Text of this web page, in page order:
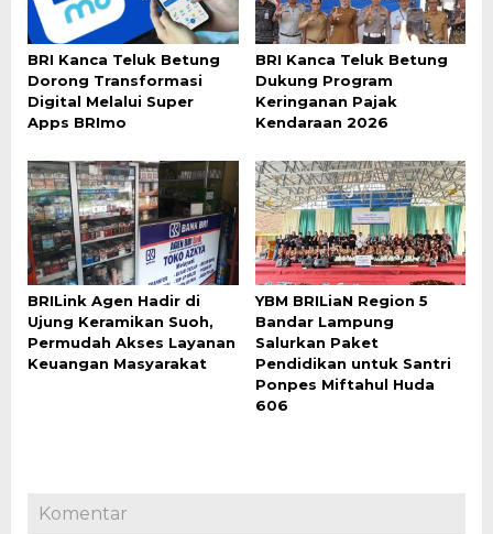
BRI Kanca Teluk Betung
Dorong Transformasi
Digital Melalui Super
Apps BRImo
BRI Kanca Teluk Betung
Dukung Program
Keringanan Pajak
Kendaraan 2026
BRILink Agen Hadir di
Ujung Keramikan Suoh,
Permudah Akses Layanan
Keuangan Masyarakat
YBM BRILiaN Region 5
Bandar Lampung
Salurkan Paket
Pendidikan untuk Santri
Ponpes Miftahul Huda
606
Komentar